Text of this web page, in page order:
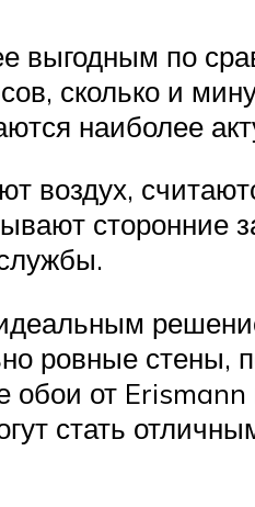
выгодным по
сколько и
наиболее
воздух,
сторонние
ровные стены,
от
стать